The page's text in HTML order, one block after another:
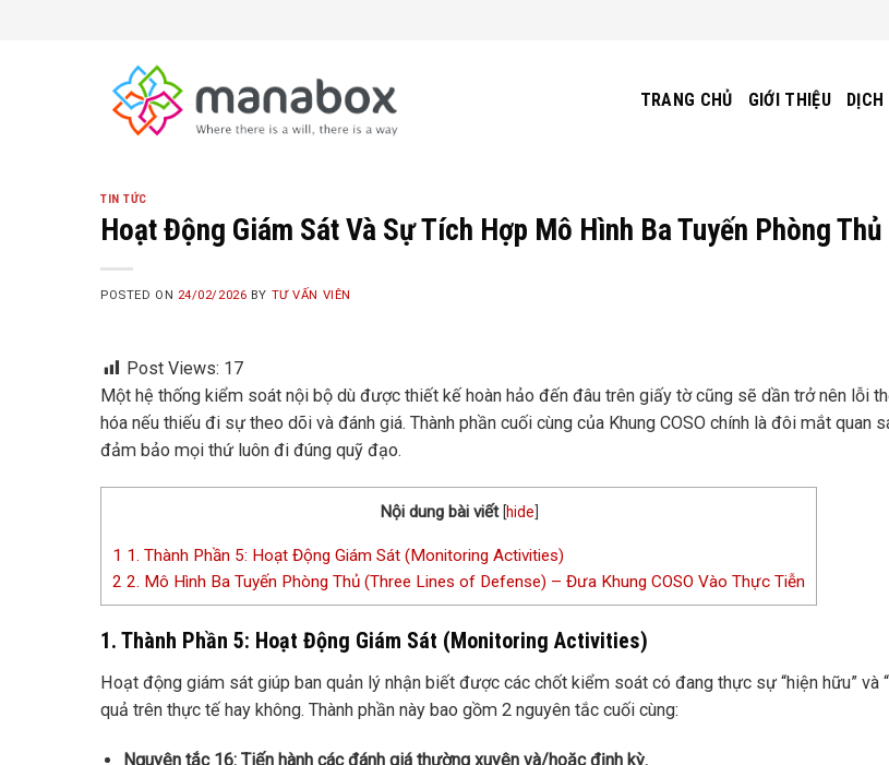
TRANG CHỦ GIỚI THIỆU DỊCH
TIN TỨC
Hoạt Động Giám Sát Và Sự Tích Hợp Mô Hình Ba Tuyến Phòng
POSTED ON 24/02/2026 BY TƯ VẤN VIÊN
Post Views: 17
Một hệ thống kiểm soát nội bộ dù được thiết kế hoàn hảo đến đâu trên giấy tờ cũng sẽ dần trở nên lỗi
hóa nếu thiếu đi sự theo dõi và đánh giá. Thành phần cuối cùng của Khung COSO chính là đôi mắt quan
đảm bảo mọi thứ luôn đi đúng quỹ đạo.
Nội dung bài viết [hide
1 1. Thành Phần 5: Hoạt Động Giám Sát (Monitoring Activities)
2 2. Mô Hình Ba Tuyến Phòng Thủ (Three Lines of Defense) – Đưa Khung COSO Vào Thực Tiễn
1. Thành Phần 5: Hoạt Động Giám Sát (Monitoring Activities)
Hoạt động giám sát giúp ban quản lý nhận biết được các chốt kiểm soát có đang thực sự “hiện hữu” và
quả trên thực tế hay không. Thành phần này bao gồm 2 nguyên tắc cuối cùng:
Nguyên tắc 16: Tiến hành các đánh giá thường xuyên và/hoặc định kỳ.